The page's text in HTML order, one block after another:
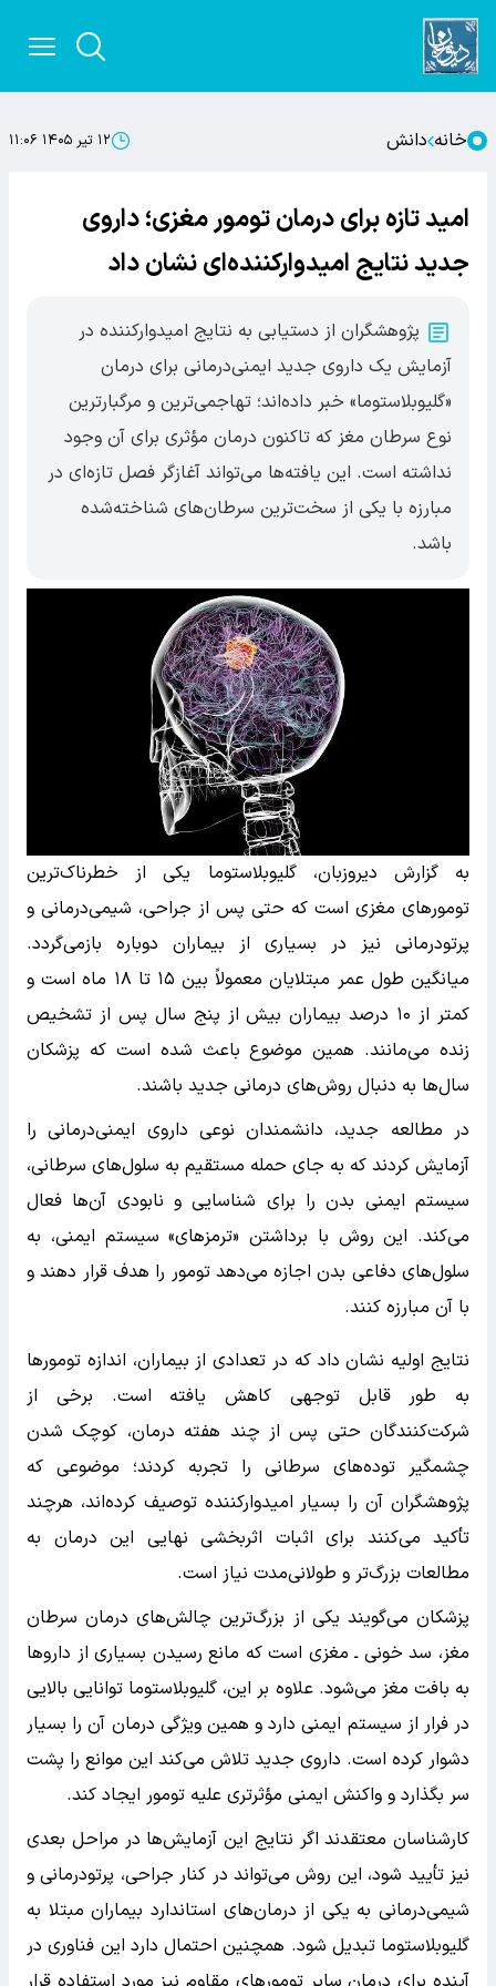
خانه دانش ۱۲ تیر ۱۴۰۵ ۱۱:۰۶
امید تازه برای درمان تومور مغزی؛ داروی
جدید نتایج امیدوارکننده‌ای نشان داد
پژوهشگران از دستیابی به نتایج امیدوارکننده در
آزمایش یک داروی جدید ایمنی‌درمانی برای درمان
«گلیوبلاستوما» خبر داده‌اند؛ تهاجمی‌ترین و مرگبارترین
نوع سرطان مغز که تاکنون درمان مؤثری برای آن وجود
نداشته است. این یافته‌ها می‌تواند آغازگر فصل تازه‌ای در
مبارزه با یکی از سخت‌ترین سرطان‌های شناخته‌شده
باشد.
به گزارش دیروزبان، گلیوبلاستوما یکی از خطرناک‌ترین
تومورهای مغزی است که حتی پس از جراحی، شیمی‌درمانی و
پرتودرمانی نیز در بسیاری از بیماران دوباره بازمی‌گردد.
میانگین طول عمر مبتلایان معمولاً بین ۱۵ تا ۱۸ ماه است و
کمتر از ۱۰ درصد بیماران بیش از پنج سال پس از تشخیص
زنده می‌مانند. همین موضوع باعث شده است که پزشکان
سال‌ها به دنبال روش‌های درمانی جدید باشند.
در مطالعه جدید، دانشمندان نوعی داروی ایمنی‌درمانی را
آزمایش کردند که به جای حمله مستقیم به سلول‌های سرطانی،
سیستم ایمنی بدن را برای شناسایی و نابودی آن‌ها فعال
می‌کند. این روش با برداشتن «ترمزهای» سیستم ایمنی، به
سلول‌های دفاعی بدن اجازه می‌دهد تومور را هدف قرار دهند و
با آن مبارزه کنند.
نتایج اولیه نشان داد که در تعدادی از بیماران، اندازه تومورها
به طور قابل توجهی کاهش یافته است. برخی از
شرکت‌کنندگان حتی پس از چند هفته درمان، کوچک شدن
چشمگیر توده‌های سرطانی را تجربه کردند؛ موضوعی که
پژوهشگران آن را بسیار امیدوارکننده توصیف کرده‌اند، هرچند
تأکید می‌کنند برای اثبات اثربخشی نهایی این درمان به
مطالعات بزرگ‌تر و طولانی‌مدت نیاز است.
پزشکان می‌گویند یکی از بزرگ‌ترین چالش‌های درمان سرطان
مغز، سد خونی ـ مغزی است که مانع رسیدن بسیاری از داروها
به بافت مغز می‌شود. علاوه بر این، گلیوبلاستوما توانایی بالایی
در فرار از سیستم ایمنی دارد و همین ویژگی درمان آن را بسیار
دشوار کرده است. داروی جدید تلاش می‌کند این موانع را پشت
سر بگذارد و واکنش ایمنی مؤثرتری علیه تومور ایجاد کند.
کارشناسان معتقدند اگر نتایج این آزمایش‌ها در مراحل بعدی
نیز تأیید شود، این روش می‌تواند در کنار جراحی، پرتودرمانی و
شیمی‌درمانی به یکی از درمان‌های استاندارد بیماران مبتلا به
گلیوبلاستوما تبدیل شود. همچنین احتمال دارد این فناوری در